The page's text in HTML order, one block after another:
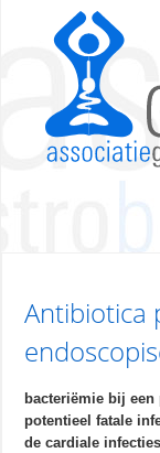
Overslaan en naar de
Antibiotica
bacteriëmie bij
potentieel fatale
de cardiale